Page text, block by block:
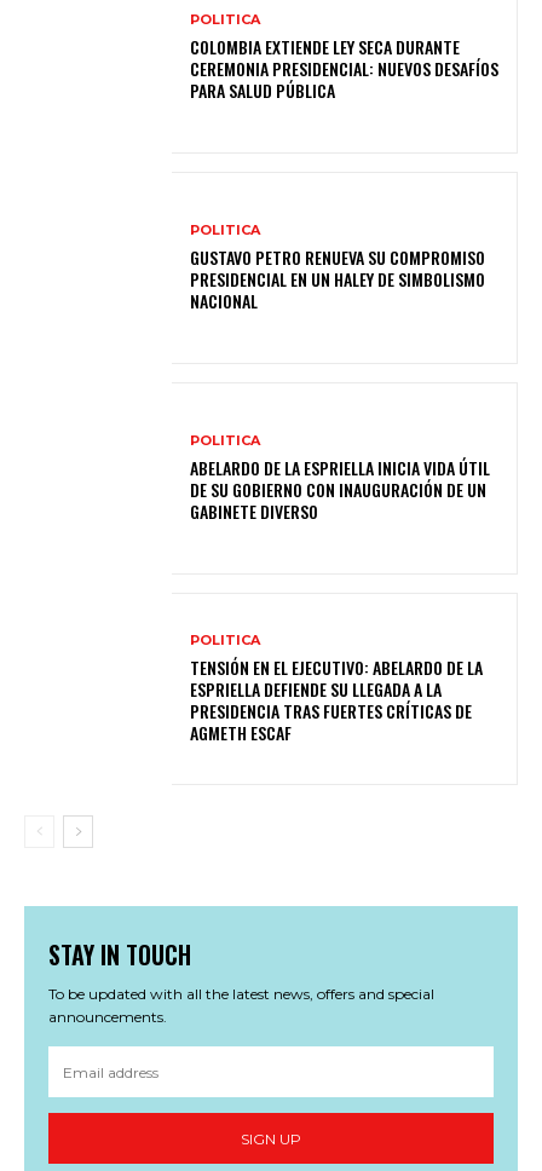
POLITICA
COLOMBIA EXTIENDE LEY SECA DURANTE
CEREMONIA PRESIDENCIAL: NUEVOS DESAFÍOS
PARA SALUD PÚBLICA
POLITICA
GUSTAVO PETRO RENUEVA SU COMPROMISO
PRESIDENCIAL EN UN HALEY DE SIMBOLISMO
NACIONAL
POLITICA
ABELARDO DE LA ESPRIELLA INICIA VIDA ÚTIL
DE SU GOBIERNO CON INAUGURACIÓN DE UN
GABINETE DIVERSO
POLITICA
TENSIÓN EN EL EJECUTIVO: ABELARDO DE LA
ESPRIELLA DEFIENDE SU LLEGADA A LA
PRESIDENCIA TRAS FUERTES CRÍTICAS DE
AGMETH ESCAF
STAY IN TOUCH
To be updated with all the latest news, offers and special
announcements.
SIGN UP